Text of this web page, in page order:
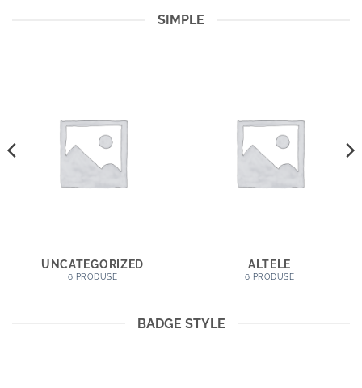
SIMPLE
UNCATEGORIZED
6 PRODUSE
ALTELE
6 PRODUSE
BADGE STYLE